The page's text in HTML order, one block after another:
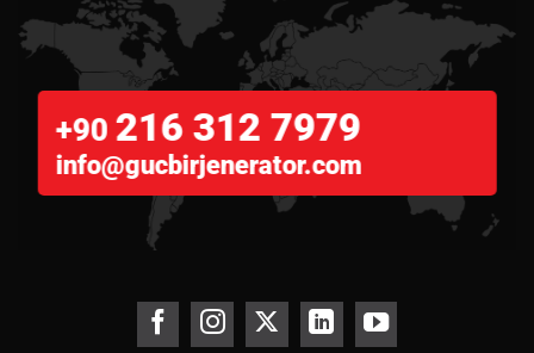
+90 216 312 7979
info@gucbirjenerator.com